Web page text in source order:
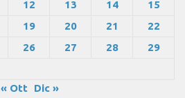
12 13 14
15
19 20 21
22
26 27 28
29
« Ott
Dic »